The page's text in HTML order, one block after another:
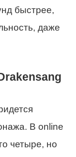
быстрее,
даже
В online
четыре, но